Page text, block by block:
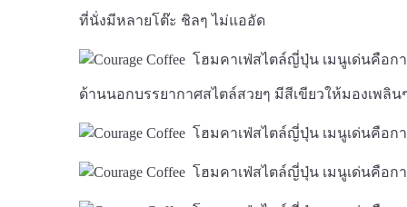
ที่นั่งมีหลายโต๊ะ ชิลๆ ไม่แออัด
ด้านนอกบรรยากาศสไตล์สวยๆ มีสีเขียวให้มองเพลิ